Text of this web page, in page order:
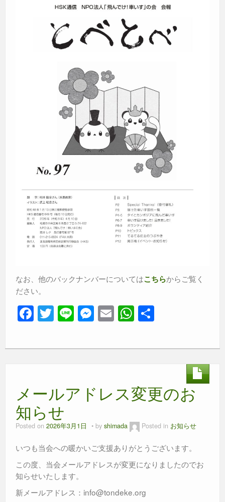
なお、他のバックナンバーについてはこちらからご覧く
ださい。
F
a
c
o
o
k
T
wi
tt
Li
n
e
M
e
ss
g
E
m
ail
W
h
at
p
メールアドレス変更のお
知らせ
Posted on 2026年3月1日 by shimada Posted in お知らせ
いつも当会への暖かいご支援ありがとうございます。
この度、当会メールアドレスが変更になりましたのでお
知らせいたします。
新メールアドレス：info@tondeke.org